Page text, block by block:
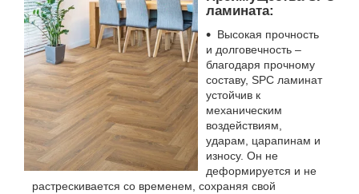
ламината:
Высокая прочность
и долговечность –
благодаря прочному
составу, SPC ламинат
устойчив к
механическим
воздействиям,
ударам, царапинам и
износу. Он не
деформируется и не
растрескивается со временем, сохраняя свой